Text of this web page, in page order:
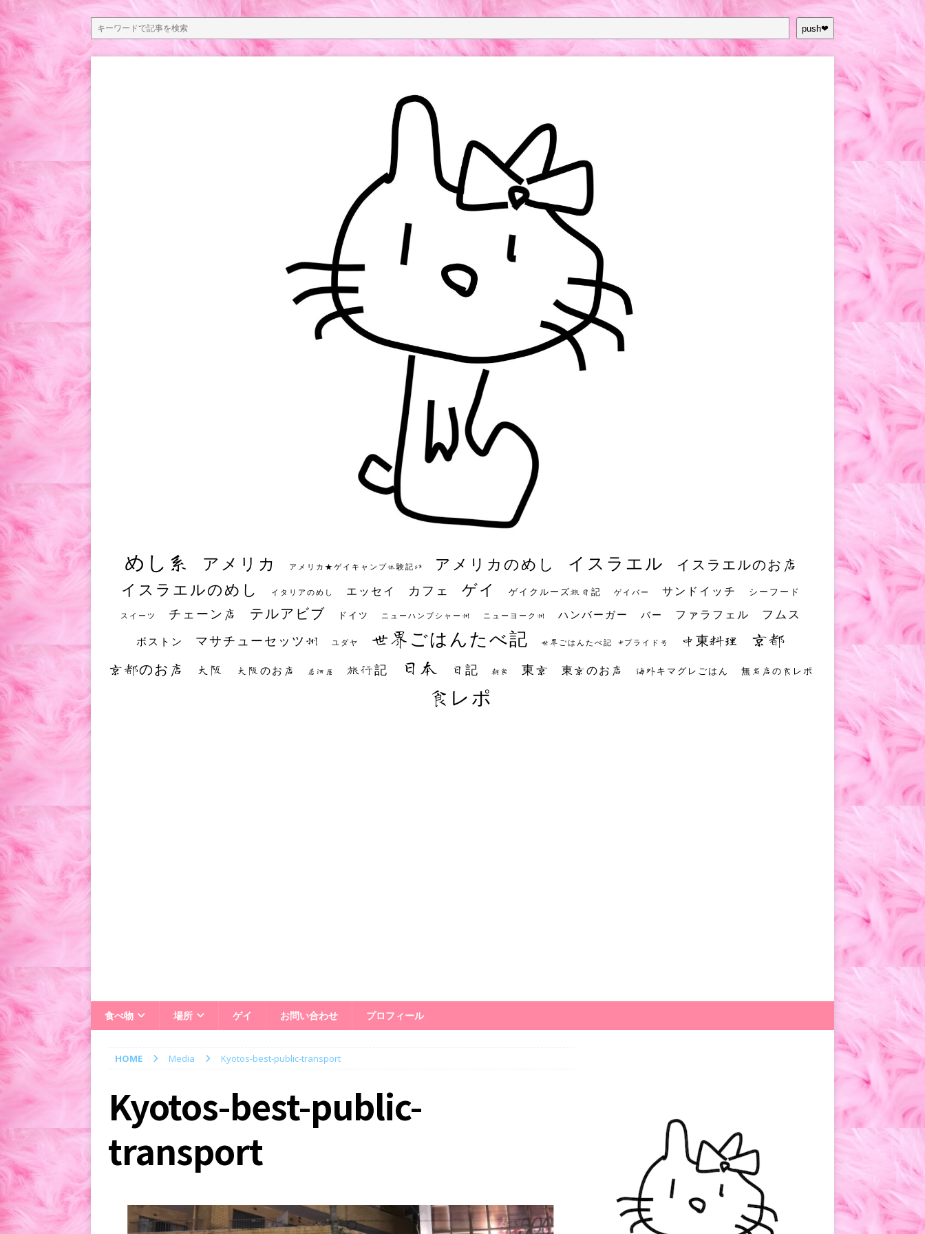
push❤︎
めし系 アメリカ アメリカ★ゲイキャンプ体験記S3 アメリカのめし イスラエル イスラエルのお店
イスラエルのめし イタリアのめし エッセイ カフェ ゲイ ゲイクルーズ旅日記 ゲイバー サンドイッチ シーフード
スイーツ チェーン店 テルアビブ ドイツ ニューハンプシャー州 ニューヨーク州 ハンバーガー バー ファラフェル フムス
ボストン マサチューセッツ州 ユダヤ 世界ごはんたべ記 世界ごはんたべ記 #プライド号 中東料理 京都
京都のお店 大阪 大阪のお店 居酒屋 旅行記 日本 日記 朝食 東京 東京のお店 海外キマグレごはん 無名店の食レポ
食レポ
食べ物 場所 ゲイ お問い合わせ プロフィール
HOME Media Kyotos-best-public-transport
Kyotos-best-public-
transport